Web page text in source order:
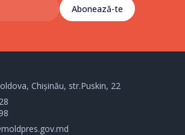
Abonează-te
Chișinău, str.Puskin, 22